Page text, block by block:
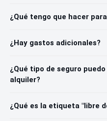
¿Qué tengo que hacer
¿Hay gastos adicionales?
¿Qué tipo de seguro
alquiler?
¿Qué es la etiqueta "libre